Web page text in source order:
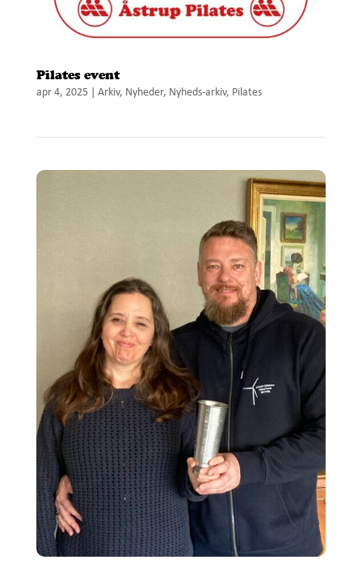
Pilates event
apr 4, 2025| Arkiv, Nyheder, Nyheds-arkiv, Pilates